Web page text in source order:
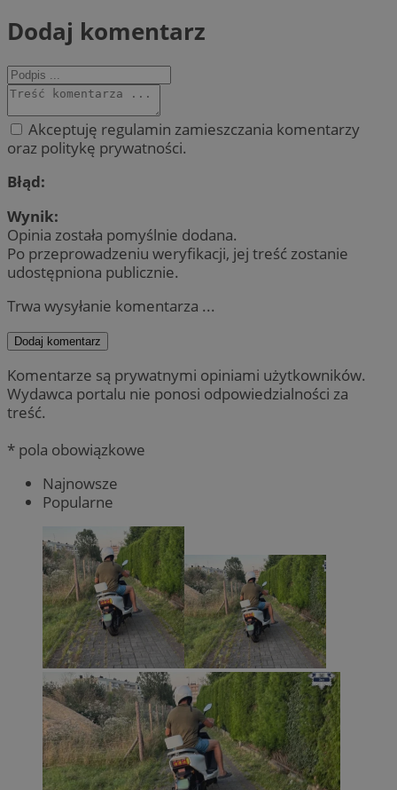
Dodaj komentarz
Akceptuję regulamin zamieszczania komentarzy
oraz politykę prywatności.
Błąd:
Wynik:
Opinia została pomyślnie dodana.
Po przeprowadzeniu weryfikacji, jej treść zostanie
udostępniona publicznie.
Trwa wysyłanie komentarza ...
Dodaj komentarz
Komentarze są prywatnymi opiniami użytkowników.
Wydawca portalu nie ponosi odpowiedzialności za
treść.
* pola obowiązkowe
Najnowsze
Popularne